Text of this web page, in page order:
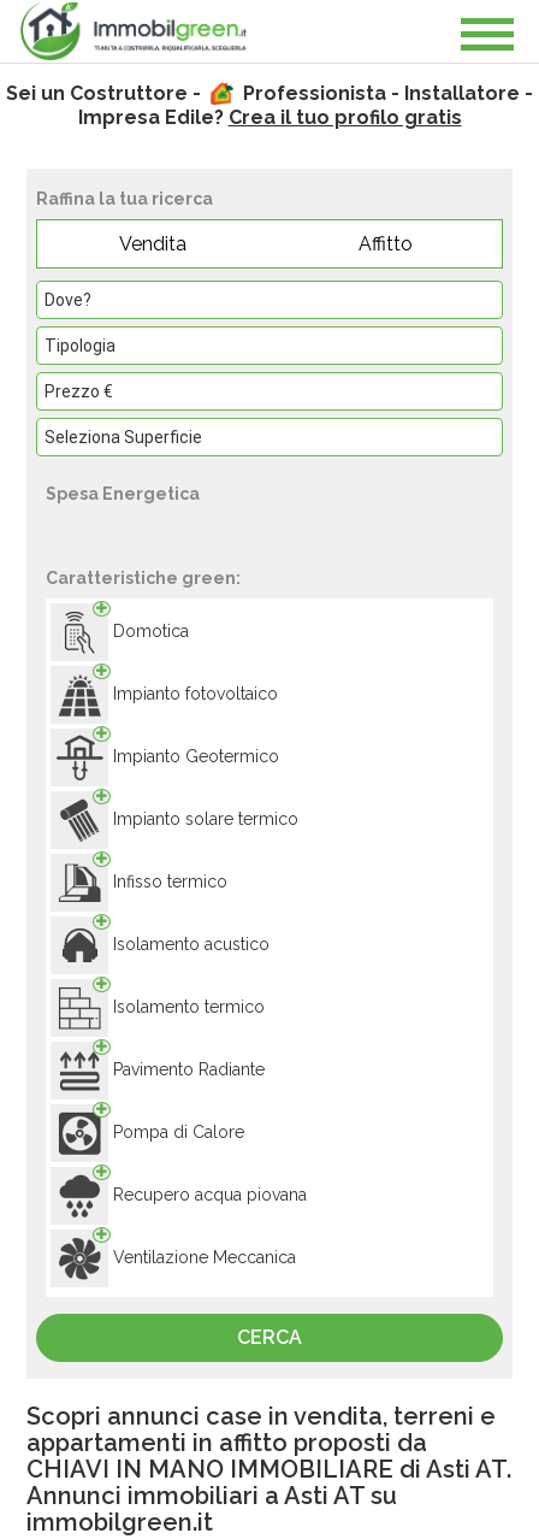
Sei un Costruttore -
Professionista - Installatore -
Impresa Edile? Crea il tuo profilo gratis
Raffina la tua ricerca
Vendita Affitto
Spesa Energetica
Caratteristiche green:
Domotica
Impianto fotovoltaico
Impianto Geotermico
Impianto solare termico
Infisso termico
Isolamento acustico
Isolamento termico
Pavimento Radiante
Pompa di Calore
Recupero acqua piovana
Ventilazione Meccanica
Scopri annunci case in vendita, terreni e
appartamenti in affitto proposti da
CHIAVI IN MANO IMMOBILIARE di Asti AT.
Annunci immobiliari a Asti AT su
immobilgreen.it